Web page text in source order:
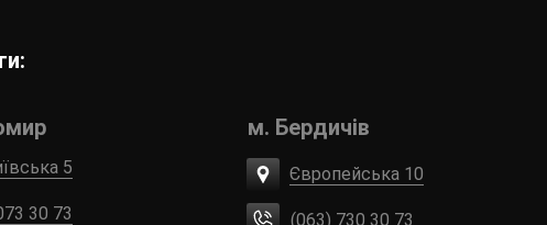
5
30 73
м. Бердичів
Європейська 10
(063) 730 30 73